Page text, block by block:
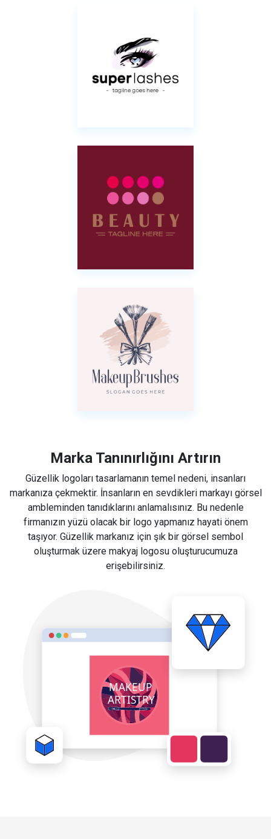
Marka Tanınırlığını Artırın
Güzellik logoları tasarlamanın temel nedeni, insanları
markanıza çekmektir. İnsanların en sevdikleri markayı görsel
ambleminden tanıdıklarını anlamalısınız. Bu nedenle
firmanızın yüzü olacak bir logo yapmanız hayati önem
taşıyor. Güzellik markanız için şık bir görsel sembol
oluşturmak üzere makyaj logosu oluşturucumuza
erişebilirsiniz.